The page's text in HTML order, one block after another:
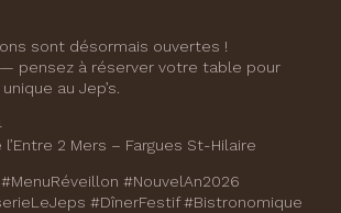
sont désormais ouvertes !
pensez à réserver votre table pour
au Jep’s.
l’Entre 2 Mers – Fargues St-Hilaire
#NouvelAn2026
#DînerFestif #Bistronomique